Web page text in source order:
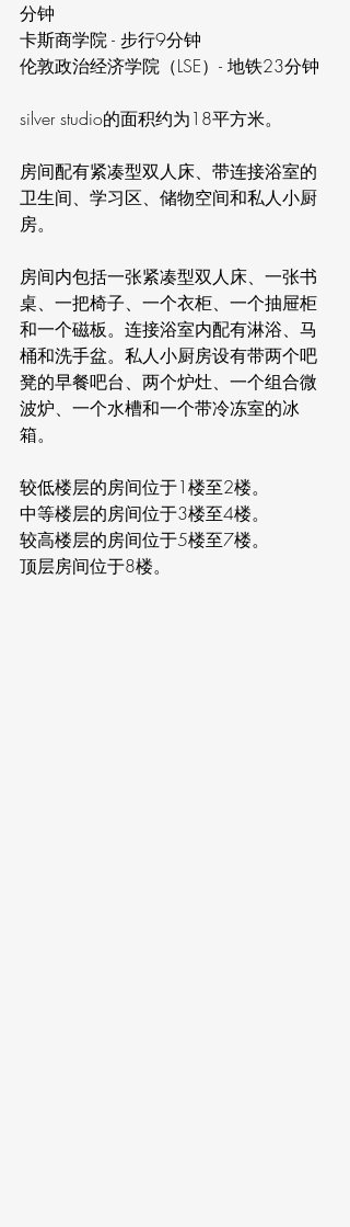
分钟
卡斯商学院 - 步行9分钟
伦敦政治经济学院（LSE）- 地铁23分钟
silver studio的面积约为18平方米。
房间配有紧凑型双人床、带连接浴室的
卫生间、学习区、储物空间和私人小厨
房。
房间内包括一张紧凑型双人床、一张书
桌、一把椅子、一个衣柜、一个抽屉柜
和一个磁板。连接浴室内配有淋浴、马
桶和洗手盆。私人小厨房设有带两个吧
凳的早餐吧台、两个炉灶、一个组合微
波炉、一个水槽和一个带冷冻室的冰
箱。
较低楼层的房间位于1楼至2楼。
中等楼层的房间位于3楼至4楼。
较高楼层的房间位于5楼至7楼。
顶层房间位于8楼。